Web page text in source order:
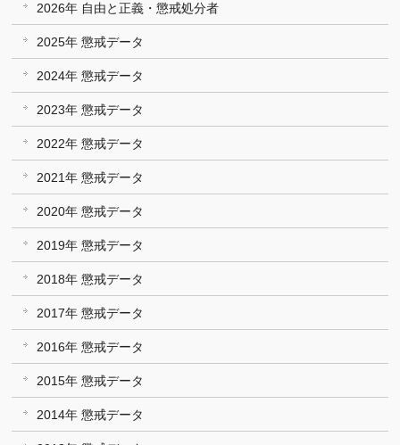
2026年 自由と正義・懲戒処分者
2025年 懲戒データ
2024年 懲戒データ
2023年 懲戒データ
2022年 懲戒データ
2021年 懲戒データ
2020年 懲戒データ
2019年 懲戒データ
2018年 懲戒データ
2017年 懲戒データ
2016年 懲戒データ
2015年 懲戒データ
2014年 懲戒データ